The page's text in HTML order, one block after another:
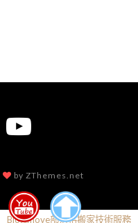
by ZThemes.net
Blogimove部落格搬家技術服務